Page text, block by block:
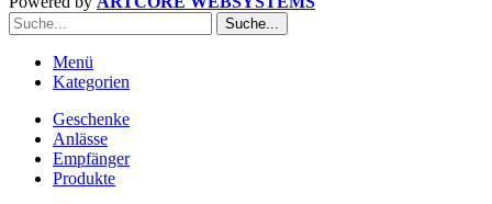
Suche...
Menü
Kategorien
Geschenke
Anlässe
Empfänger
Produkte